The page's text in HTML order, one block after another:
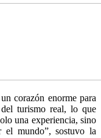
corazón enorme para
turismo real, lo que
una experiencia, sino
mundo”, sostuvo la